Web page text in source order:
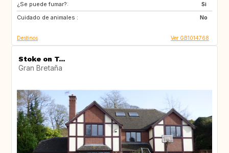
¿Se puede fumar?:
Si
Cuidado de animales :
No
Destinos Ver GB1014768
Stoke on T...
Gran Bretaña